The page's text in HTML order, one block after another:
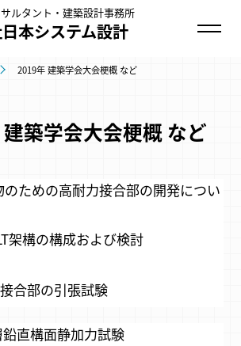
ルタント・建築設計事務所
本システム設計
2019年 建築学会大会梗概 など
築学会大会梗概 など
のための高耐力接合部の開発につい
架構の構成および検討
合部の引張試験
直構面静加力試験